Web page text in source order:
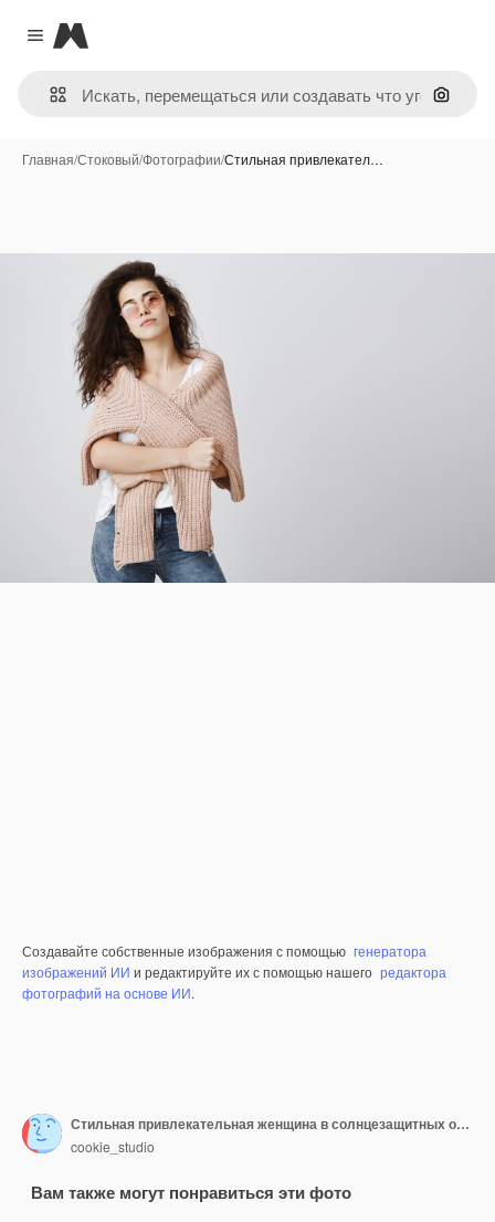
Close menu
Magnific
Поиск
Главная/Стоковый/Фотографии/Стильная привлекател…
Создавайте собственные изображения с помощью генератора
изображений ИИ и редактируйте их с помощью нашего редактора
фотографий на основе ИИ.
Стильная привлекательная женщина в солнцезащитных очках и свитере выглядит нахально
cookie_studio
Вам также могут понравиться эти фото